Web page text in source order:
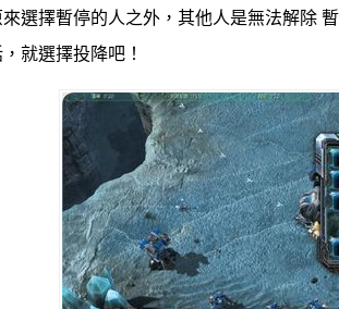
選擇暫停的人之外，其他人是無法解除
就選擇投降吧！